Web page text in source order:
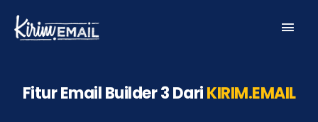
content
Main
Fitur Email Builder 3 DariKIRIM.EMAIL